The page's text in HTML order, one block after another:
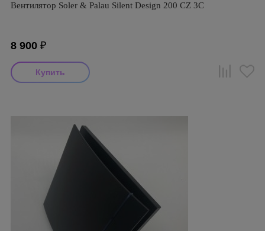
Вентилятор Soler & Palau Silent Design 200 CZ 3C
8 900 ₽